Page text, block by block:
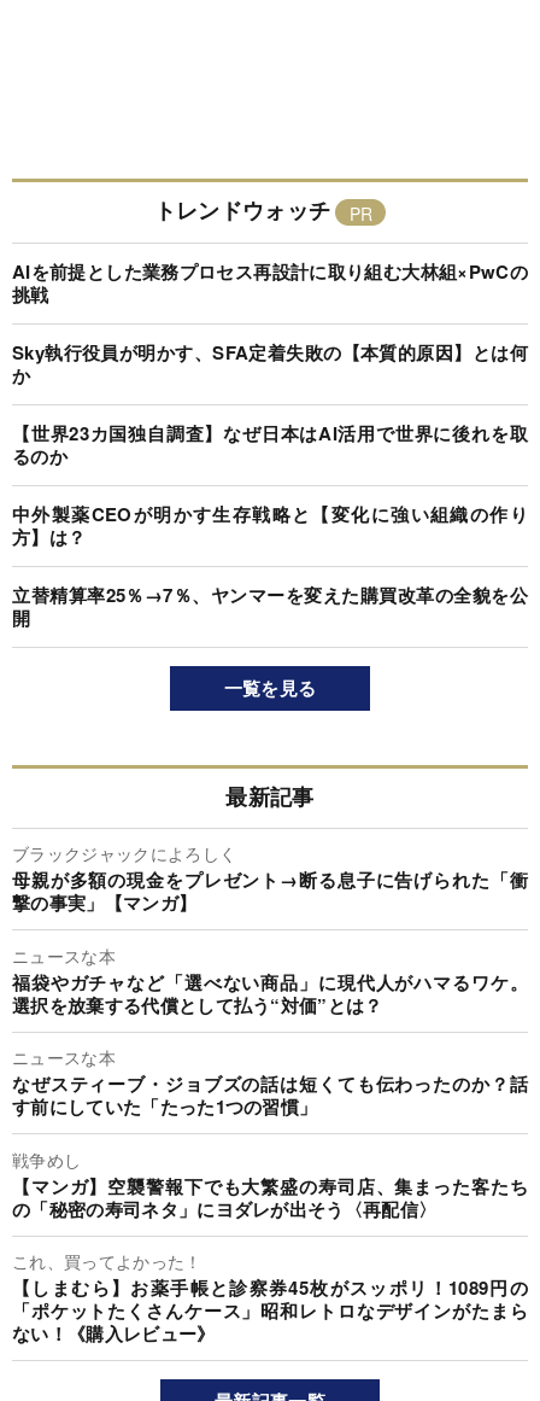
トレンドウォッチ
AIを前提とした業務プロセス再設計に取り組む大林組×PwCの
挑戦
Sky執行役員が明かす、SFA定着失敗の【本質的原因】とは何
か
【世界23カ国独自調査】なぜ日本はAI活用で世界に後れを取
るのか
中外製薬CEOが明かす生存戦略と【変化に強い組織の作り
方】は？
立替精算率25％→7％、ヤンマーを変えた購買改革の全貌を公
開
一覧を見る
最新記事
ブラックジャックによろしく
母親が多額の現金をプレゼント→断る息子に告げられた「衝
撃の事実」【マンガ】
ニュースな本
福袋やガチャなど「選べない商品」に現代人がハマるワケ。
選択を放棄する代償として払う“対価”とは？
ニュースな本
なぜスティーブ・ジョブズの話は短くても伝わったのか？話
す前にしていた「たった1つの習慣」
戦争めし
【マンガ】空襲警報下でも大繁盛の寿司店、集まった客たち
の「秘密の寿司ネタ」にヨダレが出そう〈再配信〉
これ、買ってよかった！
【しまむら】お薬手帳と診察券45枚がスッポリ！1089円の
「ポケットたくさんケース」昭和レトロなデザインがたまら
ない！《購入レビュー》